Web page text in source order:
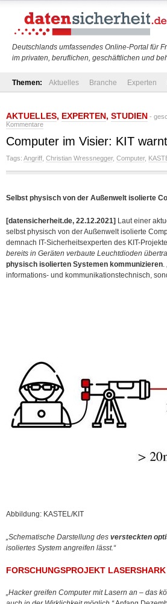
Deutschlands umfassendes Online-Portal für
im privaten, beruflichen, geschäftlichen und
Themen: Aktuelles Branche Experten
AKTUELLES, EXPERTEN, STUDIEN -
Kommentare
Computer im Visier: KIT
Tags: Angriff Christian Wressnegger, Computer,
Selbst physisch von der Außenwelt isolierte
[datensicherheit.de, 22.12.2021] Laut einer
selbst physisch von der Außenwelt isolierte
demnach IT-Sicherheitsexperten des KIT-
bereits in Geräten verbaute Leuchtdioden
physisch isolierten Systemen kommunizieren.
informations- und kommunikationstechnisch,
Abbildung: KASTEL/KIT
„Schematische Darstellung des versteckten
isoliertes System angreifen lässt.“
FORSCHUNGSPROJEKT
„Hacker greifen Computer mit Lasern an – das